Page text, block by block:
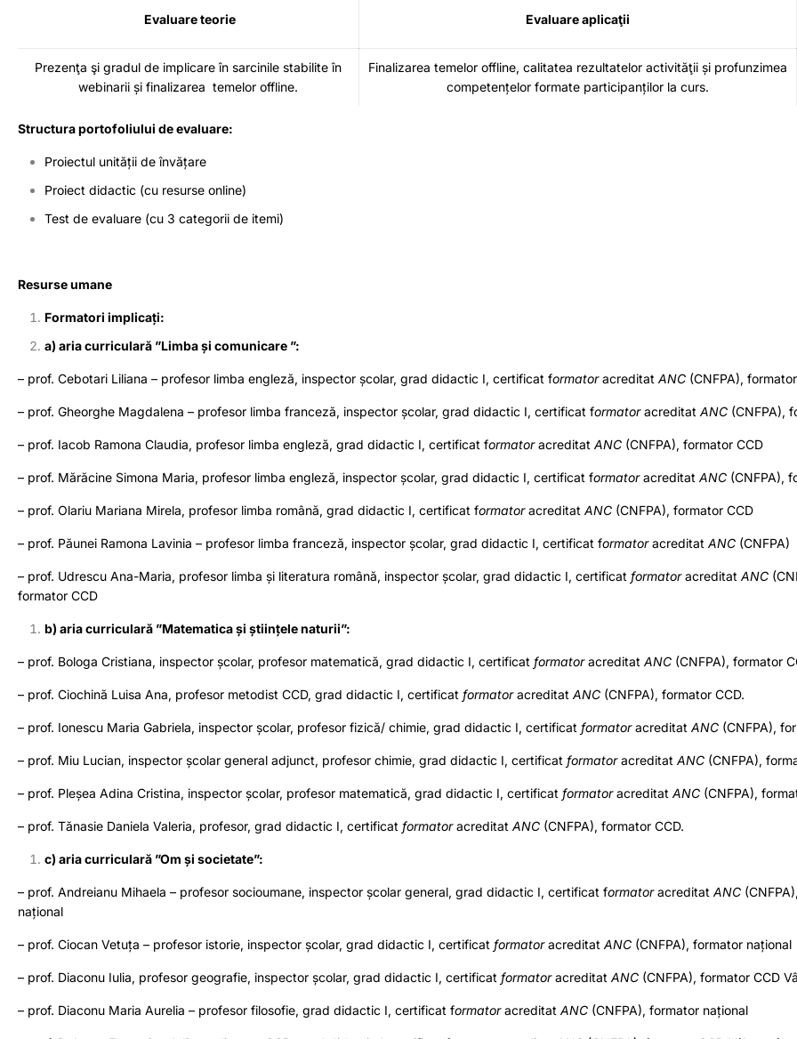
Evaluare teorie Evaluare aplicaţii
Prezenţa şi gradul de implicare în sarcinile stabilite în
webinarii și finalizarea temelor offline.
Finalizarea temelor offline, calitatea rezultatelor activităţii și profunzimea
competențelor formate participanților la curs.
Structura portofoliului de evaluare:
Proiectul unității de învățare
Proiect didactic (cu resurse online)
Test de evaluare (cu 3 categorii de itemi)
Resurse umane
Formatori implicați:
a) aria curriculară ”Limba și comunicare ”:
– prof. Cebotari Liliana – profesor limba engleză, inspector școlar, grad didactic I, certificat formatoracreditat ANC (CNFPA),
– prof. Gheorghe Magdalena – profesor limba franceză, inspector școlar, grad didactic I, certificat formatoracreditat ANC (CNFPA),
– prof. Iacob Ramona Claudia, profesor limba engleză, grad didactic I, certificat formatoracreditat ANC (CNFPA), formator CCD
– prof. Mărăcine Simona Maria, profesor limba engleză, inspector școlar, grad didactic I, certificat formatoracreditat ANC (CNFPA),
– prof. Olariu Mariana Mirela, profesor limba română, grad didactic I, certificat formatoracreditat ANC (CNFPA), formator CCD
– prof. Păunei Ramona Lavinia – profesor limba franceză, inspector școlar, grad didactic I, certificat formatoracreditat ANC (CNFPA)
– prof. Udrescu Ana-Maria, profesor limba și literatura română, inspector școlar, grad didactic I, certificat formatoracreditat ANC
formator CCD
b) aria curriculară ”Matematica și științele naturii”:
– prof. Bologa Cristiana, inspector școlar, profesor matematică, grad didactic I, certificat formatoracreditat ANC (CNFPA), formator
– prof. Ciochină Luisa Ana, profesor metodist CCD, grad didactic I, certificat formatoracreditat ANC (CNFPA), formator CCD.
– prof. Ionescu Maria Gabriela, inspector școlar, profesor fizică/ chimie, grad didactic I, certificat formatoracreditat ANC (CNFPA),
– prof. Miu Lucian, inspector școlar general adjunct, profesor chimie, grad didactic I, certificat formatoracreditat ANC (CNFPA),
– prof. Pleșea Adina Cristina, inspector școlar, profesor matematică, grad didactic I, certificat formatoracreditat ANC (CNFPA),
– prof. Tănasie Daniela Valeria, profesor, grad didactic I, certificat formatoracreditat ANC (CNFPA), formator CCD.
c) aria curriculară ”Om și societate”:
– prof. Andreianu Mihaela – profesor socioumane, inspector școlar general, grad didactic I, certificat formatoracreditat ANC
național
– prof. Ciocan Vetuța – profesor istorie, inspector școlar, grad didactic I, certificat formatoracreditat ANC (CNFPA), formator național
– prof. Diaconu Iulia, profesor geografie, inspector școlar, grad didactic I, certificat formatoracreditat ANC (CNFPA), formator CCD
– prof. Diaconu Maria Aurelia – profesor filosofie, grad didactic I, certificat formatoracreditat ANC (CNFPA), formator național